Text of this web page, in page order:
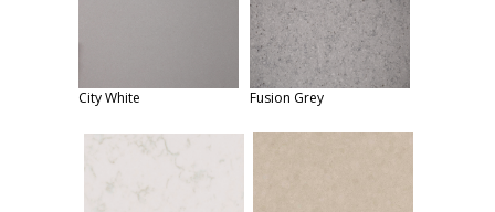
City White Fusion Grey